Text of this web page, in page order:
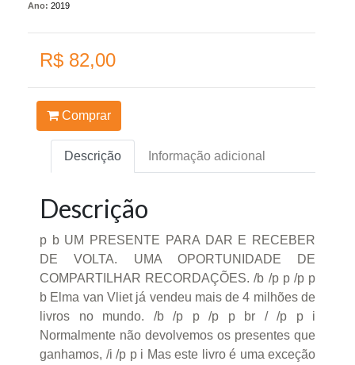
Ano: 2019
R$ 82,00
Comprar
Descrição Informação adicional
Descrição
p b UM PRESENTE PARA DAR E RECEBER
DE VOLTA. UMA OPORTUNIDADE DE
COMPARTILHAR RECORDAÇÕES. /b /p p /p p
b Elma van Vliet já vendeu mais de 4 milhões de
livros no mundo. /b /p p /p p br / /p p i
Normalmente não devolvemos os presentes que
ganhamos, /i /p p i Mas este livro é uma exceção